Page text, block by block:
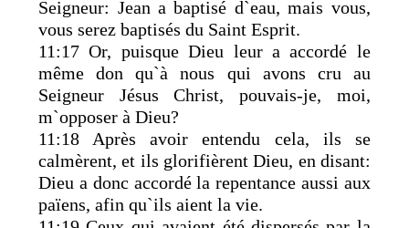
Seigneur: Jean a baptisé d`eau, mais vous,
vous serez baptisés du Saint Esprit.
11:17 Or, puisque Dieu leur a accordé le
même don qu`à nous qui avons cru au
Seigneur Jésus Christ, pouvais-je, moi,
m`opposer à Dieu?
11:18 Après avoir entendu cela, ils se
calmèrent, et ils glorifièrent Dieu, en disant:
Dieu a donc accordé la repentance aussi aux
païens, afin qu`ils aient la vie.